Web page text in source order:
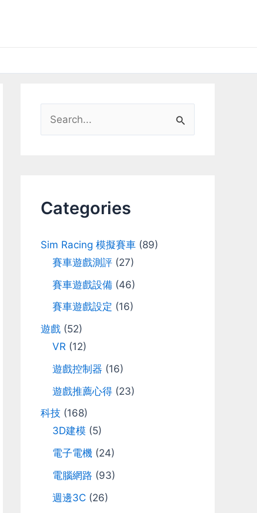
e
h
Categories
Sim Racing 模擬賽車 (89)
賽車遊戲測評 (27)
賽車遊戲設備 (46)
賽車遊戲設定 (16)
遊戲 (52)
VR (12)
遊戲控制器 (16)
遊戲推薦心得 (23)
科技 (168)
3D建模 (5)
電子電機 (24)
電腦網路 (93)
週邊3C (26)